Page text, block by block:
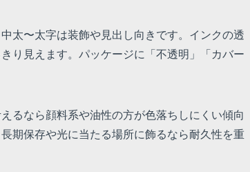
太〜太字は装飾や見出し向きです。インクの透
り見えます。パッケージに「不透明」「カバー
るなら顔料系や油性の方が色落ちしにくい傾向
期保存や光に当たる場所に飾るなら耐久性を重